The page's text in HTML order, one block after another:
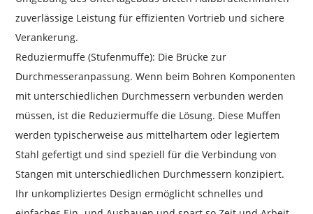
zuverlässige Leistung für effizienten Vortrieb und sichere
Verankerung.
Reduziermuffe (Stufenmuffe): Die Brücke zur
Durchmesseranpassung. Wenn beim Bohren Komponenten
mit unterschiedlichen Durchmessern verbunden werden
müssen, ist die Reduziermuffe die Lösung. Diese Muffen
werden typischerweise aus mittelhartem oder legiertem
Stahl gefertigt und sind speziell für die Verbindung von
Stangen mit unterschiedlichen Durchmessern konzipiert.
Ihr unkompliziertes Design ermöglicht schnelles und